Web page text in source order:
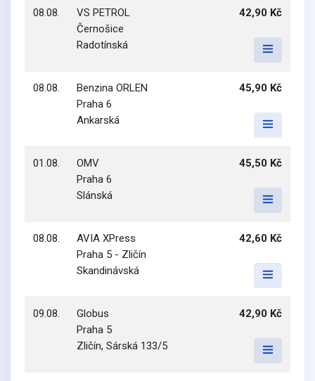
08.08.
VS PETROL
Černošice
Radotínská
42,90 Kč
08.08.
Benzina ORLEN
Praha 6
Ankarská
45,90 Kč
01.08.
OMV
Praha 6
Slánská
45,50 Kč
08.08.
AVIA XPress
Praha 5 - Zličín
Skandinávská
42,60 Kč
09.08.
Globus
Praha 5
Zličín, Sárská 133/5
42,90 Kč